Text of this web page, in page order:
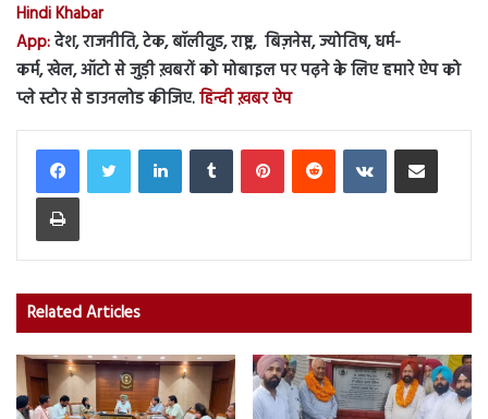
Hindi Khabar
App:देश, राजनीति, टेक, बॉलीवुड, राष्ट्र, बिज़नेस, ज्योतिष, धर्म-
कर्म, खेल, ऑटो से जुड़ी ख़बरों को मोबाइल पर पढ़ने के लिए हमारे ऐप को
प्ले स्टोर से डाउनलोड कीजिए.हिन्दी ख़बर ऐप
LinkedInTumblr PinterestReddit VKontakteShare via Email
Print
Related Articles